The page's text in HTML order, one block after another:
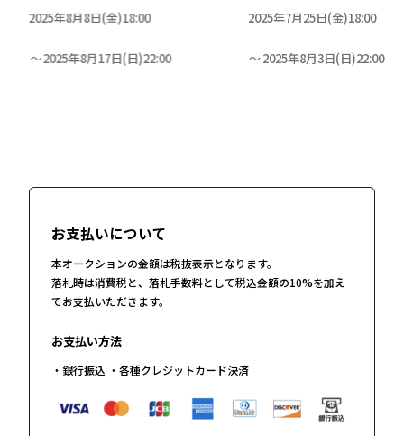
2025年8月8日(金)18:00
2025年8月17日(日)22:00
2025年7月25日(金)18:00
2025年8月3日(日)22:00
お支払いについて
本オークションの金額は税抜表示となります。
落札時は消費税と、落札手数料として税込金額の10%を加え
てお支払いただきます。
お支払い方法
・銀行振込 ・各種クレジットカード決済